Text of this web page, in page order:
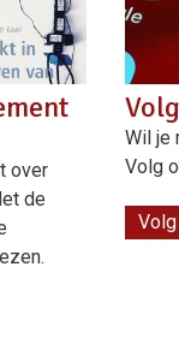
over
de
Wil je
Volg